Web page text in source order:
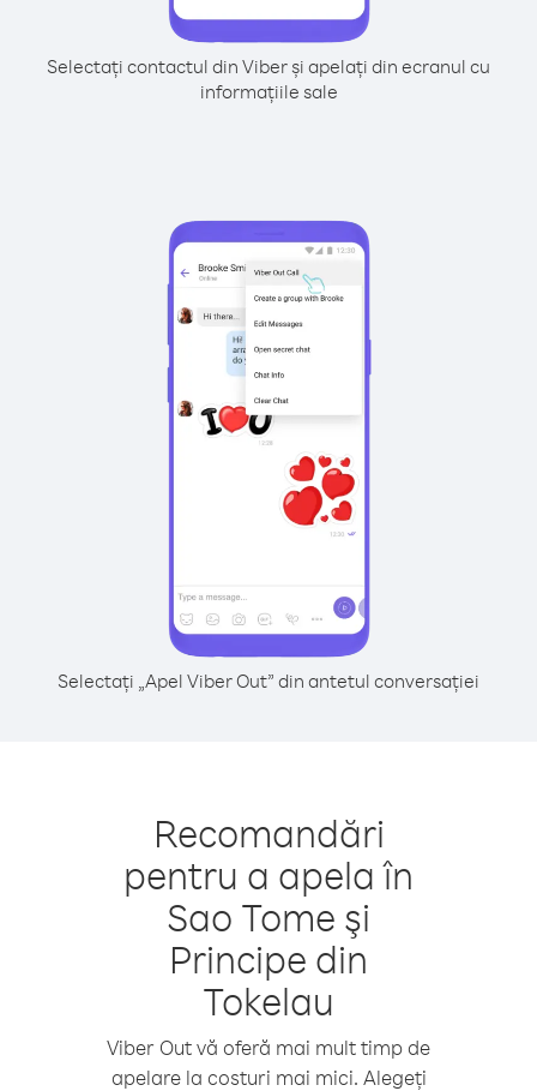
Selectați contactul din Viber și apelați din ecranul cu
informațiile sale
Selectați „Apel Viber Out” din antetul conversației
Recomandări
pentru a apela în
Sao Tome şi
Principe din
Tokelau
Viber Out vă oferă mai mult timp de
apelare la costuri mai mici. Alegeți